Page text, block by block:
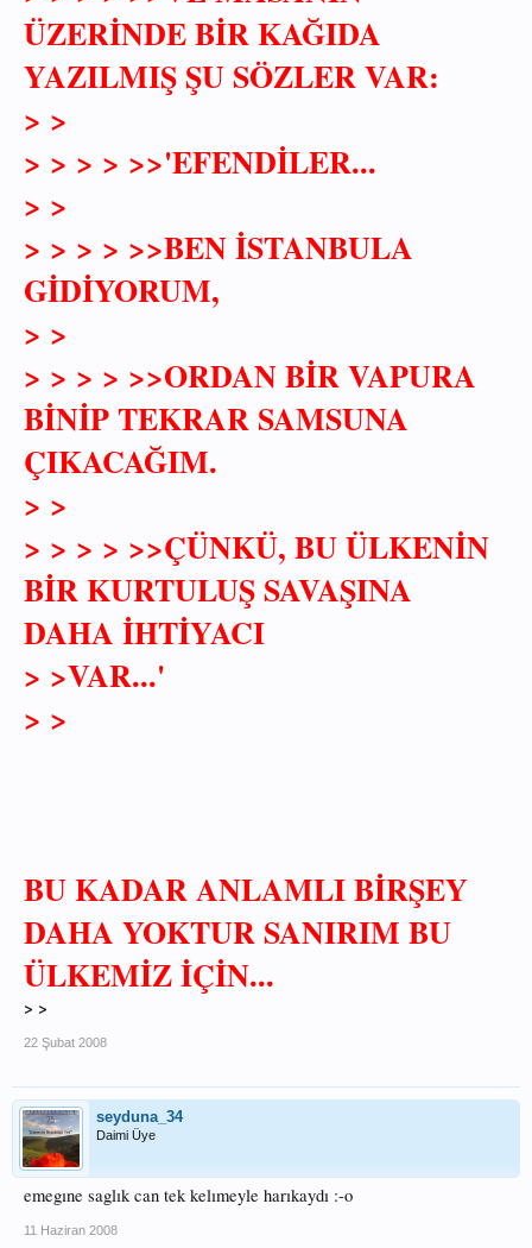
ÜZERİNDE BİR KAĞIDA
YAZILMIŞ ŞU SÖZLER VAR:
> >
> > > > >>'EFENDİLER...
> >
> > > > >>BEN İSTANBULA
GİDİYORUM,
> >
> > > > >>ORDAN BİR VAPURA
BİNİP TEKRAR SAMSUNA
ÇIKACAĞIM.
> >
> > > > >>ÇÜNKÜ, BU ÜLKENİN
BİR KURTULUŞ SAVAŞINA
DAHA İHTİYACI
> >VAR...'
> >
BU KADAR ANLAMLI BİRŞEY
DAHA YOKTUR SANIRIM BU
ÜLKEMİZ İÇİN...
> >
22 Şubat 2008
seyduna_34
Daimi Üye
emegıne saglık can tek kelımeyle harıkaydı :-o
11 Haziran 2008